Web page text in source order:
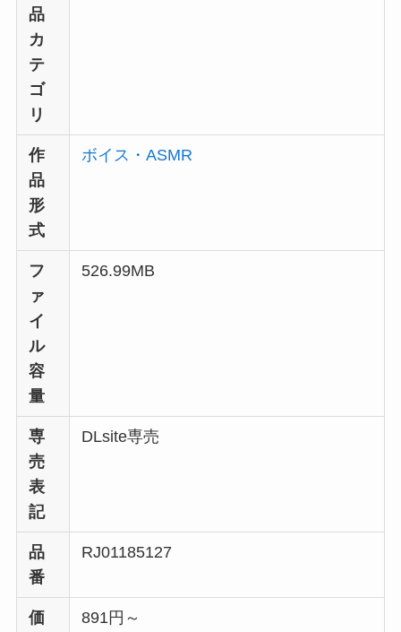
品
カ
テ
ゴ
リ
作
品
形
式
ボイス・ASMR
フ
ァ
イ
ル
容
量
526.99MB
専
売
表
記
DLsite専売
品
番
RJ01185127
価
891円～